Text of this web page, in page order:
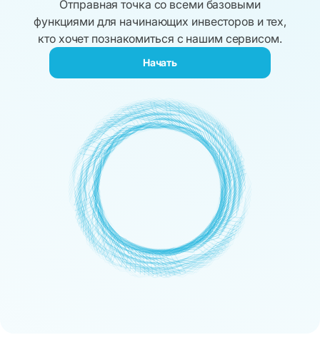
Отправная точка со всеми базовыми
функциями для начинающих инвесторов и тех,
кто хочет познакомиться с нашим сервисом.
Начать